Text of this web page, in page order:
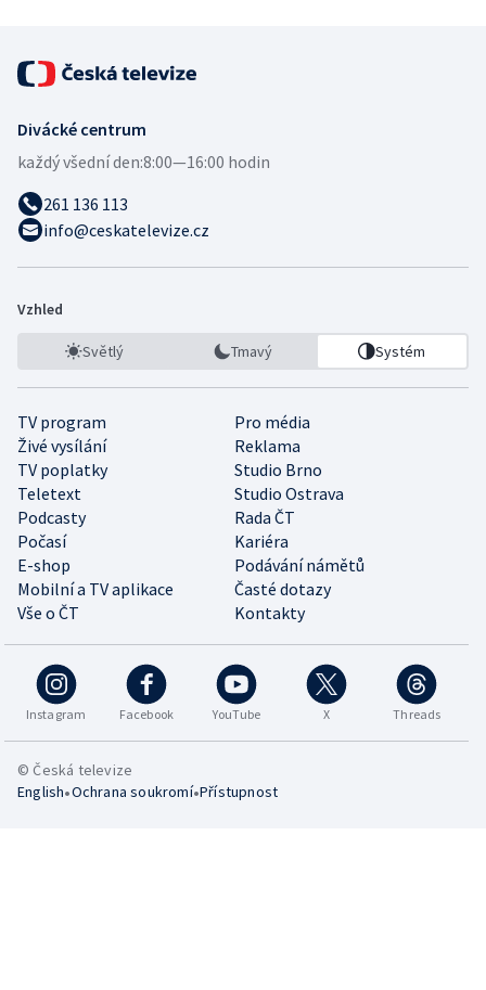
Divácké centrum
každý všední den:8:00—16:00 hodin
261 136 113
info@ceskatelevize.cz
Vzhled
Světlý Tmavý Systém
TV program
Pro média
Živé vysílání
Reklama
TV poplatky
Studio Brno
Teletext
Studio Ostrava
Podcasty
Rada ČT
Počasí
Kariéra
E-shop
Podávání námětů
Mobilní a TV aplikace
Časté dotazy
Vše o ČT
Kontakty
Instagram Facebook YouTube X Threads
© Česká televize
English•Ochrana soukromí•Přístupnost